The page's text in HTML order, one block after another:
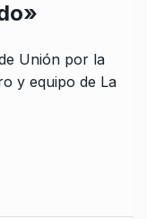
Unión por la
y equipo de La